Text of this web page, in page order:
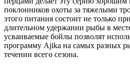
поклонников охоты за тяжелыми
этого питания состоит не только
длительном удержании рыбы в
усваиваемые бойлы позволят
программу Ajika на самых разных
течении всего сезона.